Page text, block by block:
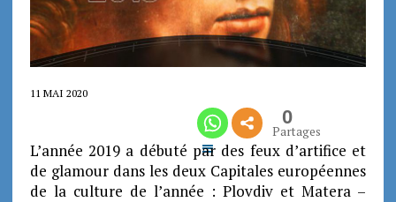
11 MAI 2020
0
Partages
L’année 2019 a débuté par des feux d’artifice et
de glamour dans les deux Capitales européennes
de la culture de l’année : Plovdiv et Matera –